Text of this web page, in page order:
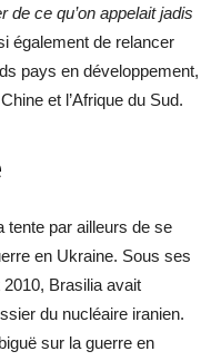
de ce qu’on appelait jadis
également de relancer
pays en développement,
et l’Afrique du Sud.
tente par ailleurs de se
en Ukraine. Sous ses
Brasilia avait
du nucléaire iranien.
sur la guerre en